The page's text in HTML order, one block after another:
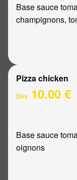
Base sauce
champignons,
Pizza chicken
Dès 10.00 €
Base sauce
oignons